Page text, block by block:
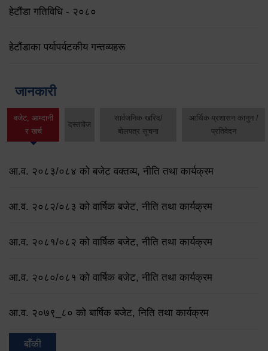
हेटौंडा गतिविधि - २०८०
हेटौंडाका पर्यापर्यटकीय गन्तव्यहरू
जानकारी
बजेट, आम्दानी
र खर्च
दस्तावेज
सार्वजनिक खरिद/
बोलपत्र सूचना
आर्थिक प्रशासन कानुन /
प्रतिवेदन
आ.व. २०८३/०८४ को बजेट वक्तव्य, नीति तथा कार्यक्रम
आ.व. २०८२/०८३ को वार्षिक बजेट, नीति तथा कार्यक्रम
आ.व. २०८१/०८२ को वार्षिक बजेट, नीति तथा कार्यक्रम
आ.व. २०८०/०८१ को वार्षिक बजेट, नीति तथा कार्यक्रम
आ.व. २०७९‌_८० को बार्षिक बजेट, निति तथा कार्यक्रम
बाँकी